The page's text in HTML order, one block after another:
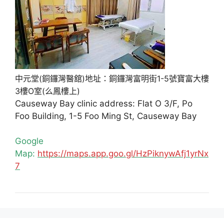
中元堂(銅鑼灣醫舘)地址：銅鑼灣富明街1-5號寶富大樓
3樓O室(么鳳樓上)
Causeway Bay clinic address: Flat O 3/F, Po
Foo Building, 1-5 Foo Ming St, Causeway Bay
Google
Map: https://maps.app.goo.gl/HzPiknywAfj1yrNx
7